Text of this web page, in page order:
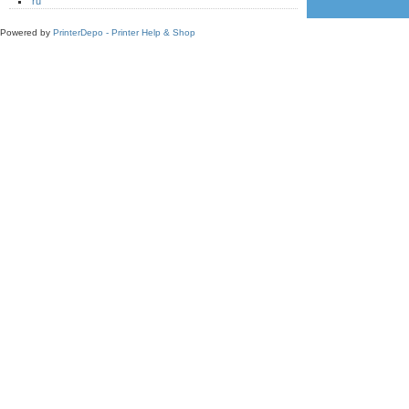
Powered by PrinterDepo - Printer Help & Shop